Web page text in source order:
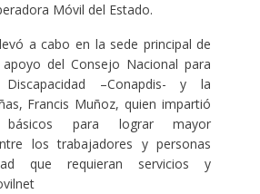
Móvil del Estado.
a cabo en la sede principal de
del Consejo Nacional para
–Conapdis- y la
Francis Muñoz, quien impartió
básicos para lograr mayor
los trabajadores y personas
que requieran servicios y